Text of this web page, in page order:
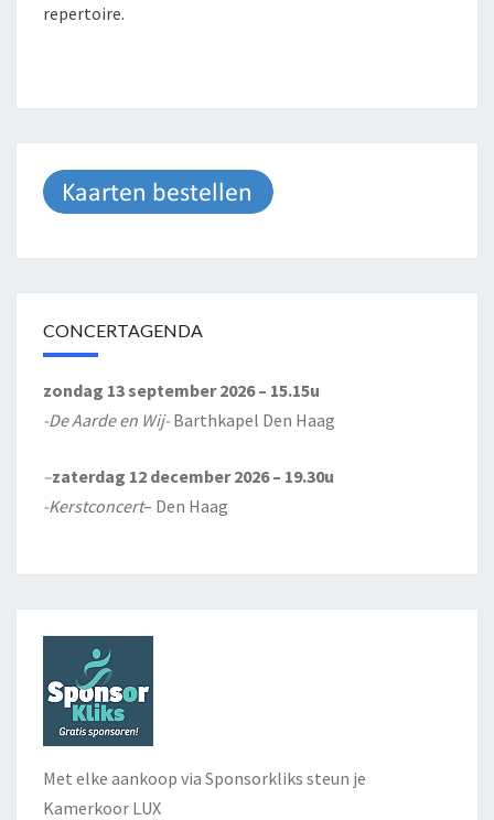
repertoire.
CONCERTAGENDA
zondag 13 september 2026 – 15.15u
-De Aarde en Wij-Barthkapel Den Haag
–zaterdag 12 december 2026 – 19.30u
-Kerstconcert– Den Haag
Met elke aankoop via Sponsorkliks steun je
Kamerkoor LUX